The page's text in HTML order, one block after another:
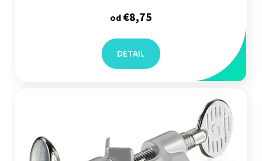
od€8,75
DETAIL